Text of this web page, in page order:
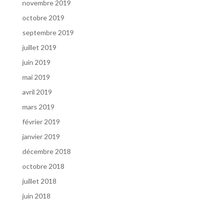
novembre 2019
octobre 2019
septembre 2019
juillet 2019
juin 2019
mai 2019
avril 2019
mars 2019
février 2019
janvier 2019
décembre 2018
octobre 2018
juillet 2018
juin 2018